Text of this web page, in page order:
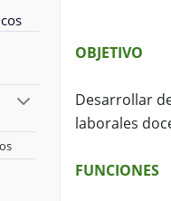
OBJETIVO
Desarrollar
laborales
FUNCIONES